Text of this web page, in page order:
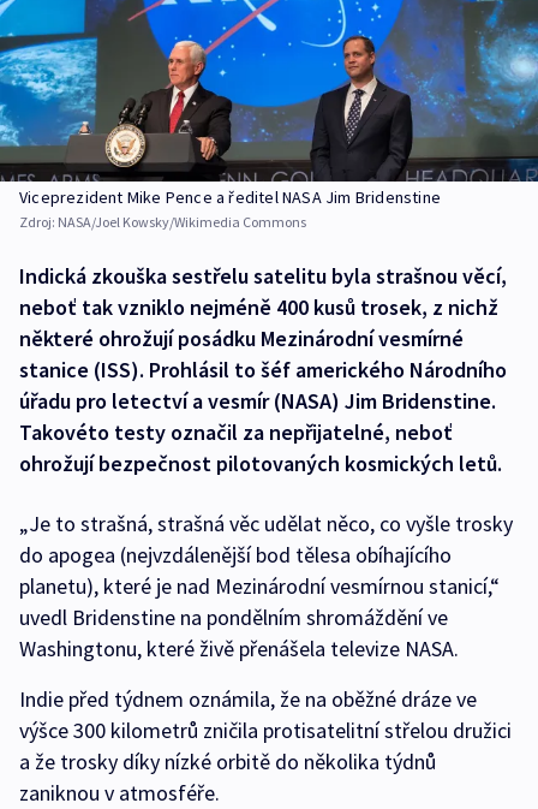
Viceprezident Mike Pence a ředitel NASA Jim Bridenstine
Zdroj: NASA/Joel Kowsky/Wikimedia Commons
Indická zkouška sestřelu satelitu byla strašnou věcí,
neboť tak vzniklo nejméně 400 kusů trosek, z nichž
některé ohrožují posádku Mezinárodní vesmírné
stanice (ISS). Prohlásil to šéf amerického Národního
úřadu pro letectví a vesmír (NASA) Jim Bridenstine.
Takovéto testy označil za nepřijatelné, neboť
ohrožují bezpečnost pilotovaných kosmických letů.
„Je to strašná, strašná věc udělat něco, co vyšle trosky
do apogea (nejvzdálenější bod tělesa obíhajícího
planetu), které je nad Mezinárodní vesmírnou stanicí,“
uvedl Bridenstine na pondělním shromáždění ve
Washingtonu, které živě přenášela televize NASA.
Indie před týdnem oznámila, že na oběžné dráze ve
výšce 300 kilometrů zničila protisatelitní střelou družici
a že trosky díky nízké orbitě do několika týdnů
zaniknou v atmosféře.